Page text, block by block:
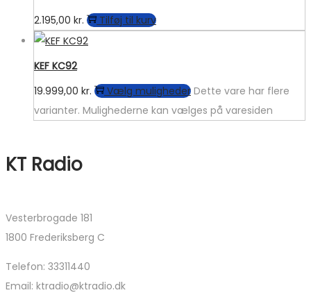
2.195,00 kr. Tilføj til kurv
KEF KC92
19.999,00 kr. Vælg muligheder Dette vare har flere
varianter. Mulighederne kan vælges på varesiden
KT Radio
Vesterbrogade 181
1800 Frederiksberg C
Telefon: 33311440
Email: ktradio@ktradio.dk